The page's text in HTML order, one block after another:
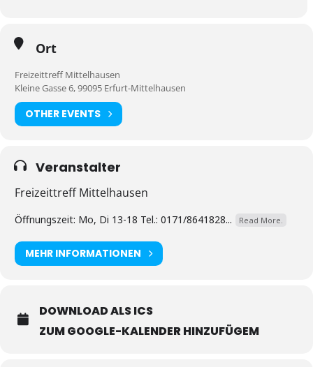
Ort
Freizeittreff Mittelhausen
Kleine Gasse 6, 99095 Erfurt-Mittelhausen
OTHER EVENTS
Veranstalter
Freizeittreff Mittelhausen
Öffnungszeit: Mo, Di 13-18 Tel.: 0171/8641828... Read More.
MEHR INFORMATIONEN
DOWNLOAD ALS ICS
ZUM GOOGLE-KALENDER HINZUFÜGEM